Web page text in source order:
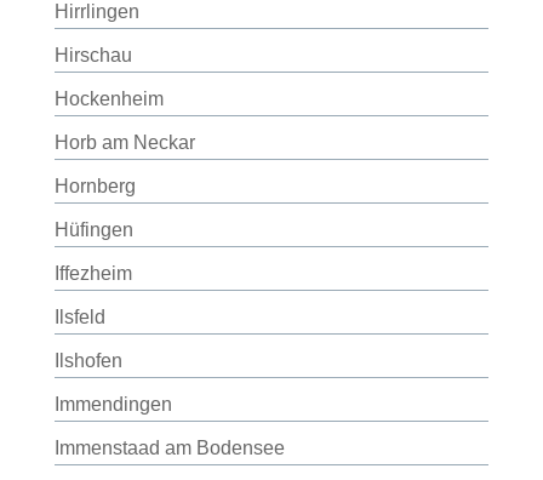
Hirrlingen
Hirschau
Hockenheim
Horb am Neckar
Hornberg
Hüfingen
Iffezheim
Ilsfeld
Ilshofen
Immendingen
Immenstaad am Bodensee